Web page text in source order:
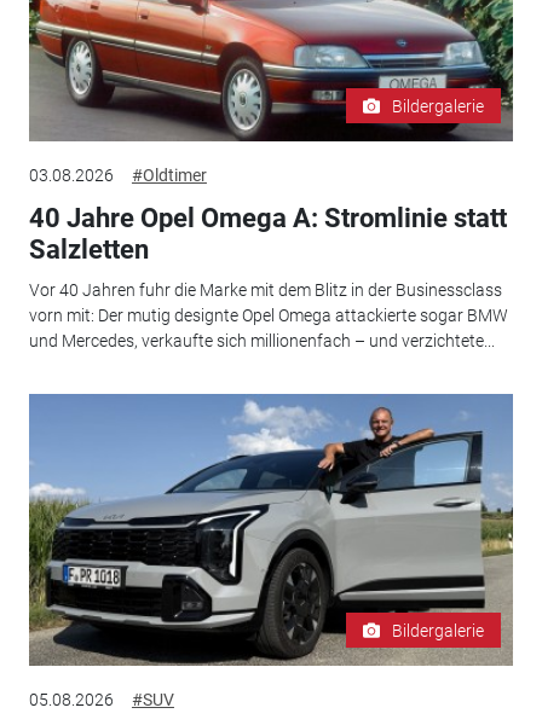
Bildergalerie
03.08.2026 #Oldtimer
40 Jahre Opel Omega A: Stromlinie statt
Salzletten
Vor 40 Jahren fuhr die Marke mit dem Blitz in der Businessclass
vorn mit: Der mutig designte Opel Omega attackierte sogar BMW
und Mercedes, verkaufte sich millionenfach – und verzichtete...
Bildergalerie
05.08.2026 #SUV